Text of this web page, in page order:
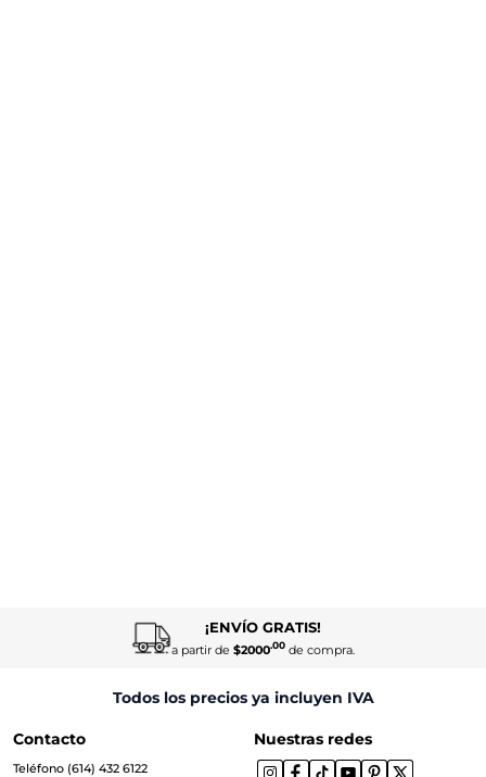
¡ENVÍO GRATIS!
a partir de $2000.00de compra.
Todos los precios ya incluyen IVA
Contacto
Teléfono (614) 432 6122
Nuestras redes